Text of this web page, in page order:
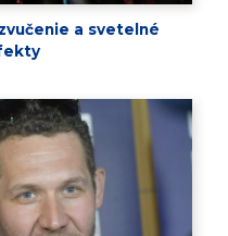
a svetelné